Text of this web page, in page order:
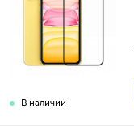
В наличии